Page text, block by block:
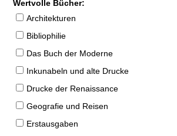
Wertvolle Bücher:
Architekturen
Bibliophilie
Das Buch der Moderne
Inkunabeln und alte Drucke
Drucke der Renaissance
Geografie und Reisen
Erstausgaben